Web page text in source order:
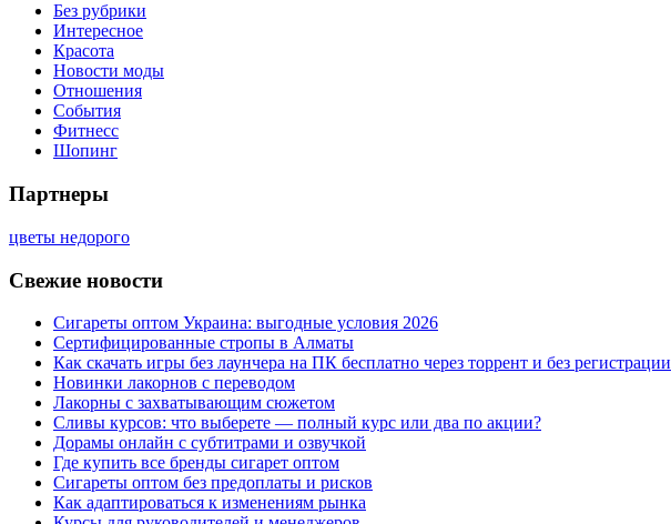
Без рубрики
Интересное
Красота
Новости моды
Отношения
События
Фитнесс
Шопинг
Партнеры
цветы недорого
Свежие новости
Сигареты оптом Украина: выгодные условия 2026
Сертифицированные стропы в Алматы
Как скачать игры без лаунчера на ПК бесплатно через торрент и без регистрации
Новинки лакорнов с переводом
Лакорны с захватывающим сюжетом
Сливы курсов: что выберете — полный курс или два по акции?
Дорамы онлайн с субтитрами и озвучкой
Где купить все бренды сигарет оптом
Сигареты оптом без предоплаты и рисков
Как адаптироваться к изменениям рынка